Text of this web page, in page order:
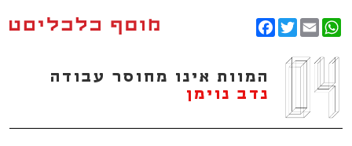
FacebookTwitterEmail
WhatsApp
המוות אינו מחוסר עבודה
נדב נוימן